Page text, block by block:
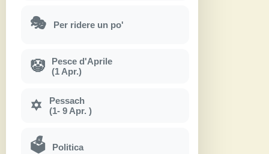
🎭 Per ridere un po'
🤡
Pesce d'Aprile
(1 Apr.)
✡
Pessach
(1- 9 Apr. )
🗳 Politica